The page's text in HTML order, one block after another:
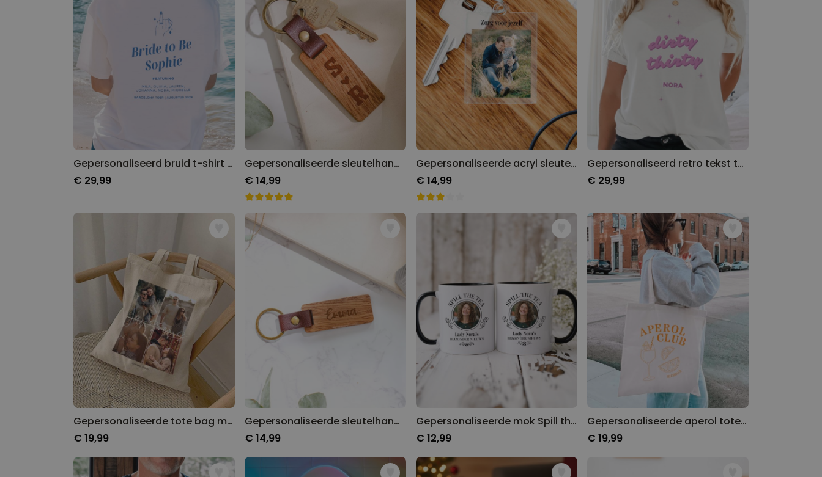
Gepersonaliseerd bruid t-shirt met symbool en tekst
€ 29,99
Gepersonaliseerde sleutelhanger van hout met symbolen
€ 14,99
Gepersonaliseerde acryl sleutelhanger met foto en tekst
€ 14,99
Gepersonaliseerd retro tekst t-shirt
€ 29,99
Gepersonaliseerde tote bag met 4 foto’s en tekst
€ 19,99
Gepersonaliseerde sleutelhanger van hout met naam
€ 14,99
Gepersonaliseerde mok Spill the Tea
€ 12,99
Gepersonaliseerde aperol tote bag
€ 19,99